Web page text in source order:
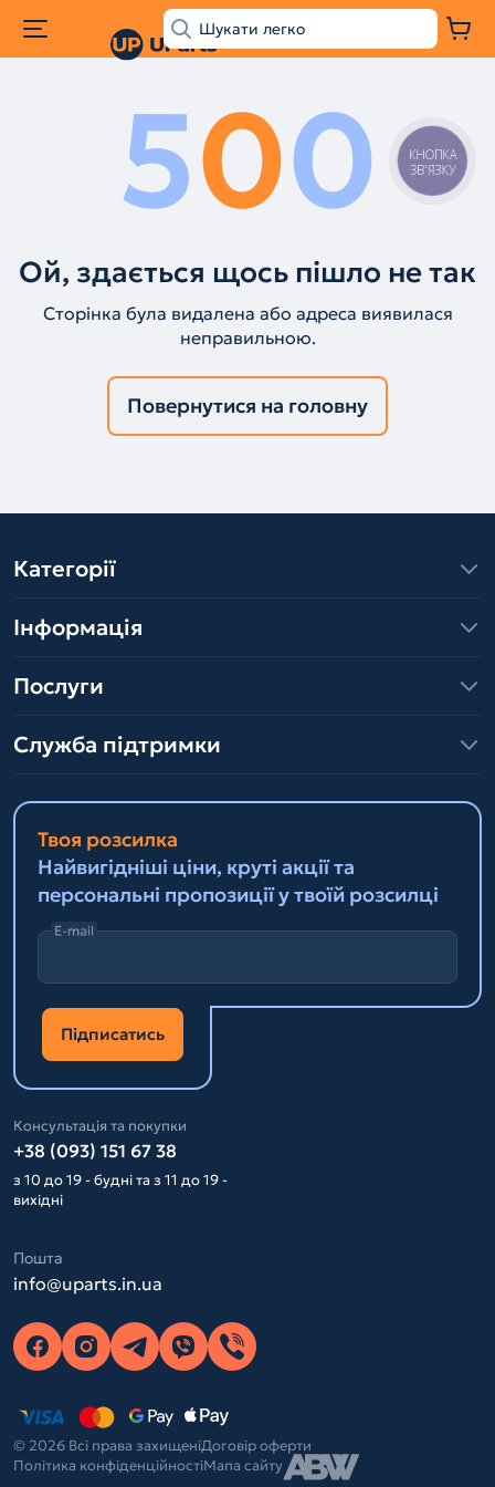
500
Ой, здається щось пішло не так
Сторінка була видалена або адреса виявилася
неправильною.
Повернутися на головну
Категорії
Інформація
Послуги
Служба підтримки
Твоя розсилка
Найвигідніші ціни, круті акції та
персональні пропозиції у твоїй розсилці
E-mail
Підписатись
Консультація та покупки
+38 (093) 151 67 38
з 10 до 19 - будні та з 11 до 19 -
вихідні
Пошта
info@uparts.in.ua
© 2026 Всі права захищеніДоговір оферти
Політика конфіденційностіМапа сайту
КНОПКА
ЗВ'ЯЗКУ